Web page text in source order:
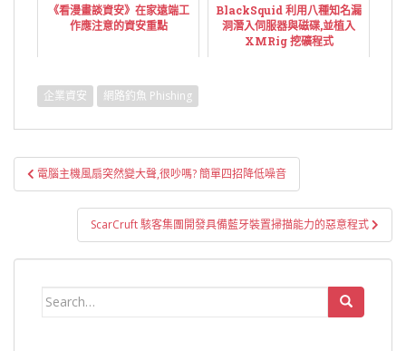
《看漫畫談資安》在家遠端工
作應注意的資安重點
BlackSquid 利用八種知名漏
洞潛入伺服器與磁碟,並植入
XMRig 挖礦程式
企業資安 網路釣魚 Phishing
文
章
電腦主機風扇突然變大聲,很吵嗎? 簡單四招降低噪音
ScarCruft 駭客集團開發具備藍牙裝置掃描能力的惡意程式
Search